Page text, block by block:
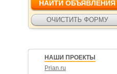
НАШИ ПРОЕКТЫ
Prian.ru